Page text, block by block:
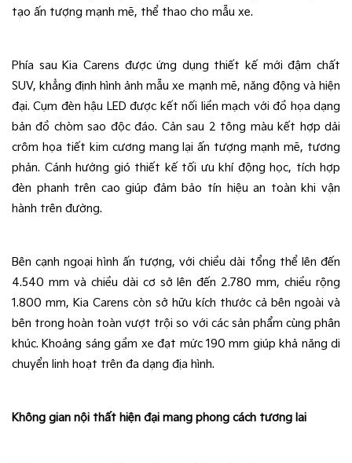
tạo ấn tượng mạnh mẽ, thể thao cho mẫu xe.
Phía sau Kia Carens được ứng dụng thiết kế mới đậm chất
SUV, khẳng định hình ảnh mẫu xe mạnh mẽ, năng động và hiện
đại. Cụm đèn hậu LED được kết nối liền mạch với đồ họa dạng
bản đồ chòm sao độc đáo. Cản sau 2 tông màu kết hợp dải
crôm họa tiết kim cương mang lại ấn tượng mạnh mẽ, tương
phản. Cánh hướng gió thiết kế tối ưu khí động học, tích hợp
đèn phanh trên cao giúp đảm bảo tín hiệu an toàn khi vận
hành trên đường.
Bên cạnh ngoại hình ấn tượng, với chiều dài tổng thể lên đến
4.540 mm và chiều dài cơ sở lên đến 2.780 mm, chiều rộng
1.800 mm, Kia Carens còn sở hữu kích thước cả bên ngoài và
bên trong hoàn toàn vượt trội so với các sản phẩm cùng phân
khúc. Khoảng sáng gầm xe đạt mức 190 mm giúp khả năng di
chuyển linh hoạt trên đa dạng địa hình.
Không gian nội thất hiện đại mang phong cách tương lai